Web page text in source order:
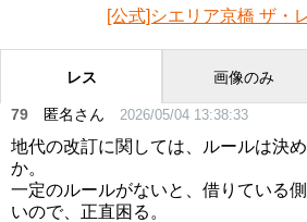
[公式]シエリア京橋 ザ・
レス 画像のみ
79 匿名さん 2026/05/04 13:38:33
地代の改訂に関しては、ルールは決
か。
一定のルールがないと、借りている
いので、正直困る。